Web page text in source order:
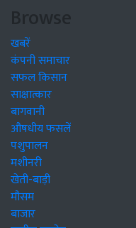
Browse
खबरें
कंपनी समाचार
सफल किसान
साक्षात्कार
बागवानी
औषधीय फसलें
पशुपालन
मशीनरी
खेती-बाड़ी
मौसम
बाजार